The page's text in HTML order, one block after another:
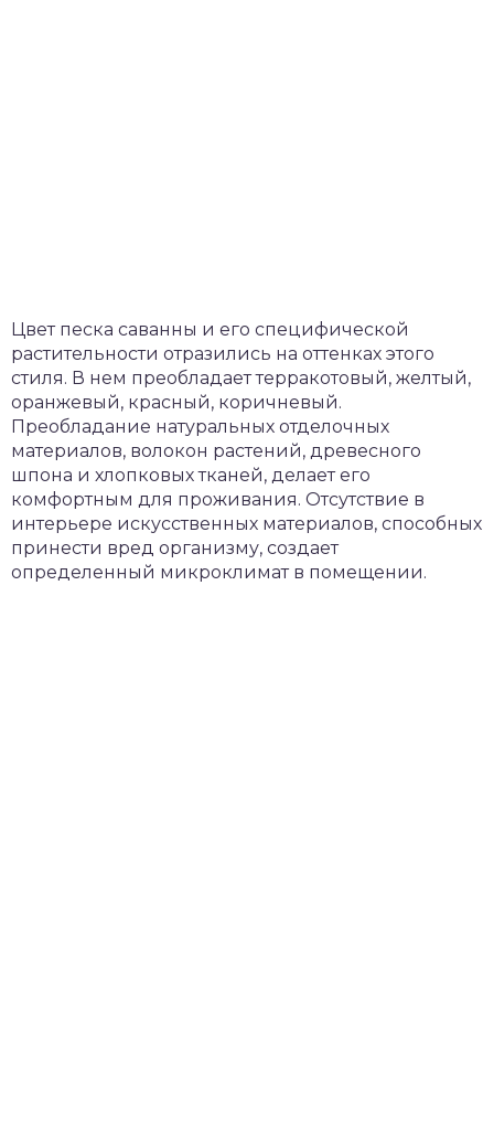
Цвет песка саванны и его специфической
растительности отразились на оттенках этого
стиля. В нем преобладает терракотовый, желтый,
оранжевый, красный, коричневый.
Преобладание натуральных отделочных
материалов, волокон растений, древесного
шпона и хлопковых тканей, делает его
комфортным для проживания. Отсутствие в
интерьере искусственных материалов, способных
принести вред организму, создает
определенный микроклимат в помещении.